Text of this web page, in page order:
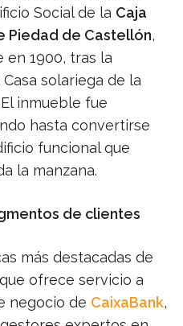
Social de la Caja
Piedad de Castellón,
1900, tras la
solariega de la
inmueble fue
hasta convertirse
funcional que
la manzana.
de clientes
más destacadas de
ofrece servicio a
negocio de CaixaBank,